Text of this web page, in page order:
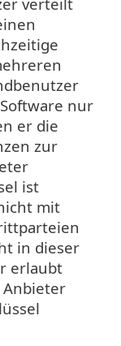
nur
er die
zur
ist
mit
in dieser
erlaubt
Anbieter